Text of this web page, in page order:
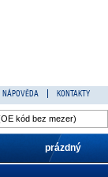
NÁPOVĚDA KONTAKTY
prázdný